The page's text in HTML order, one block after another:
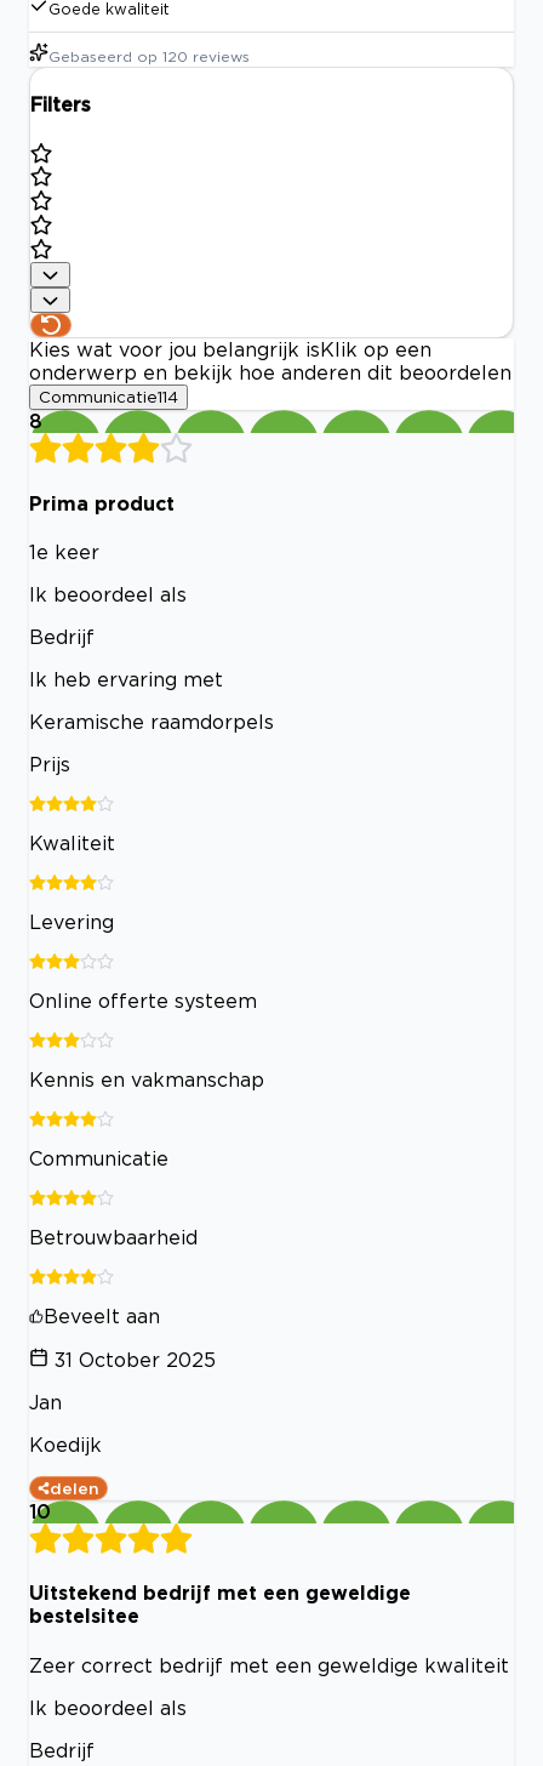
Goede kwaliteit
Gebaseerd op 120 reviews
Filters
Kies wat voor jou belangrijk is Klik op een
onderwerp en bekijk hoe anderen dit beoordelen
Communicatie114
8
Prima product
1e keer
Ik beoordeel als
Bedrijf
Ik heb ervaring met
Keramische raamdorpels
Prijs
Kwaliteit
Levering
Online offerte systeem
Kennis en vakmanschap
Communicatie
Betrouwbaarheid
Beveelt aan
31 October 2025
Jan
Koedijk
delen
10
Uitstekend bedrijf met een geweldige
bestelsitee
Zeer correct bedrijf met een geweldige kwaliteit
Ik beoordeel als
Bedrijf